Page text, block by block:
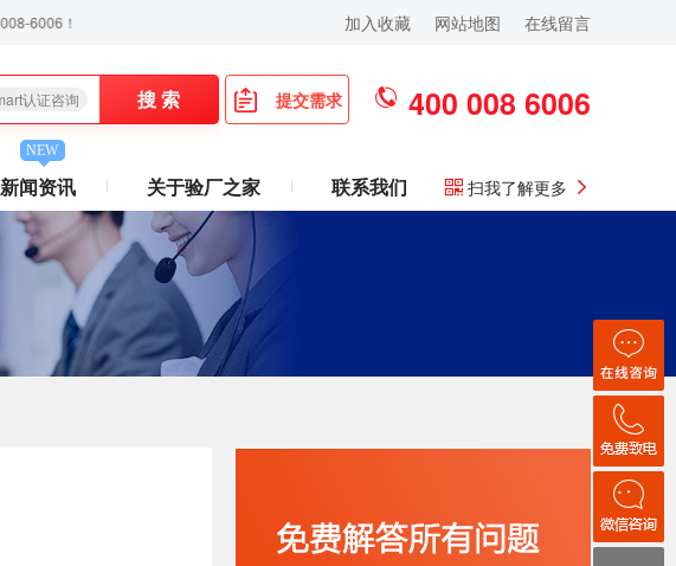
！ 加入收藏 网站地图 在线留言
认证咨询 搜 索 提交需求 400 008 6006
NEW
新闻资讯 关于验厂之家 联系我们 扫我了解更多